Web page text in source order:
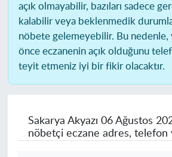
açık olmayabilir, bazıları sadece
kalabilir veya beklenmedik
nöbete gelemeyebilir. Bu nedenle,
önce eczanenin açık olduğunu
teyit etmeniz iyi bir fikir olacaktır.
Sakarya Akyazı 06 Ağustos
nöbetçi eczane adres, telefon